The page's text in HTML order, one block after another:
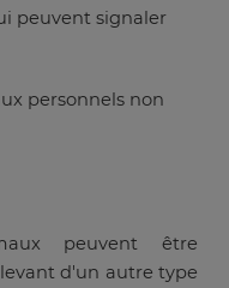
peuvent signaler
personnels non
peuvent être
d'un autre type